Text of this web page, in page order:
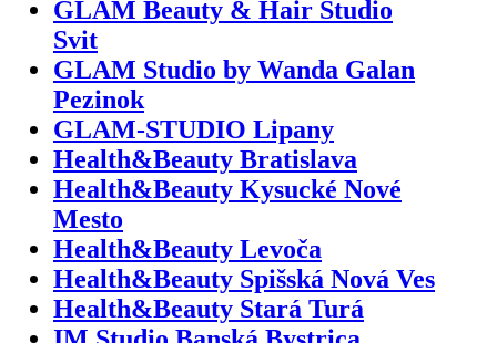
GLAM Beauty & Hair Studio
Svit
GLAM Studio by Wanda Galan
Pezinok
GLAM-STUDIO Lipany
Health&Beauty Bratislava
Health&Beauty Kysucké Nové
Mesto
Health&Beauty Levoča
Health&Beauty Spišská Nová Ves
Health&Beauty Stará Turá